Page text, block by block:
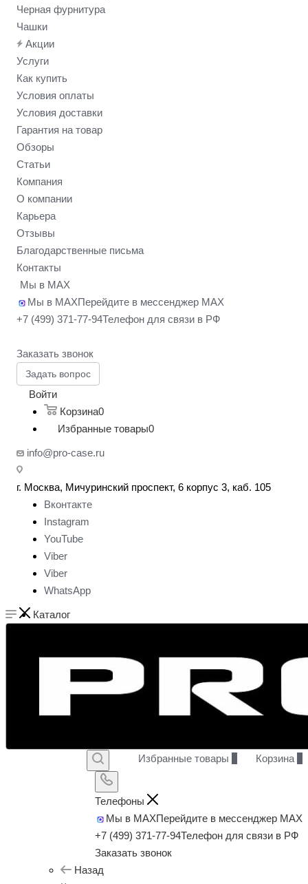
Черная фурнитура
Чашки
Акции
Услуги
Как купить
Условия оплаты
Условия доставки
Гарантия на товар
Обзоры
Статьи
Компания
О компании
Карьера
Отзывы
Благодарственные письма
Контакты
Мы в MAX
Мы в MAXПерейдите в мессенджер MAX
+7 (499) 371-77-94Телефон для связи в РФ
Заказать звонок
Задать вопрос
Войти
Корзина0
Избранные товары0
info@pro-case.ru
г. Москва, Мичуринский проспект, 6 корпус 3, каб. 105
Вконтакте
Instagram
YouTube
Viber
Viber
WhatsApp
Избранные товары Корзина
Телефоны
Мы в MAXПерейдите в мессенджер MAX
+7 (499) 371-77-94Телефон для связи в РФ
Заказать звонок
Каталог
Назад